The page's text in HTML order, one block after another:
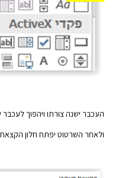
העכבר ישנה צורתו ויהפוך
ולאחר השרטוט יפתח חלון